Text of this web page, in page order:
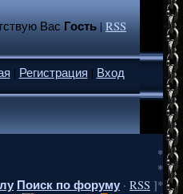
Вас Гость|RSS
| Регистрация | Вход
*
*
Поиск по форуму · RSS ]*